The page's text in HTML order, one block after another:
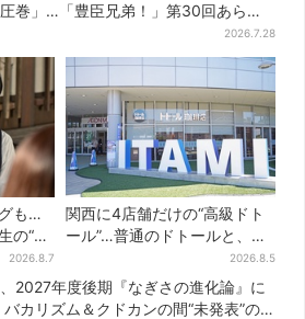
巻」…「豊臣兄弟！」第30回あらす
2026.7.28
も…
の“退
見たか
2026.8.7
関西に4店舗だけの“高級ドト
ール”…普通のドトールと、何
が違う？コーヒーは約2倍の
600円
2026.8.5
2027年度後期『なぎさの進化論』に
カリズム＆クドカンの間“未発表”の